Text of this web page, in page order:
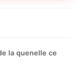
la quenelle ce